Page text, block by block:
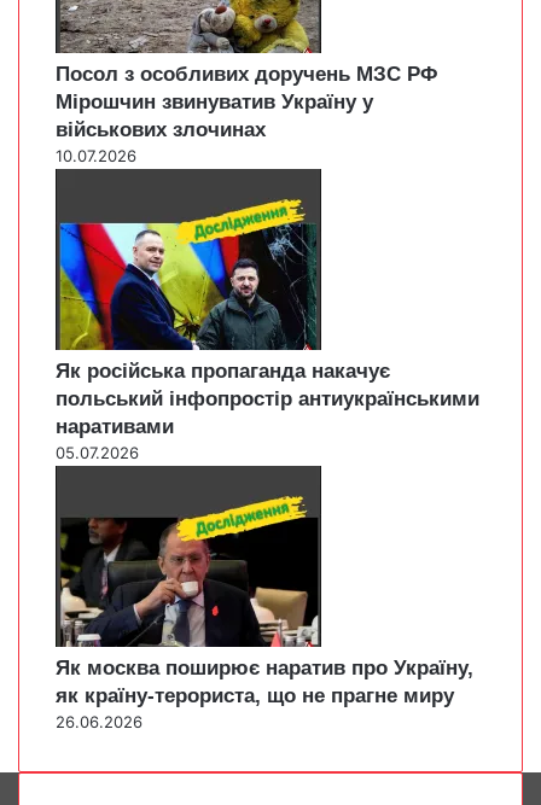
Посол з особливих доручень МЗС РФ
Мірошчин звинуватив Україну у
військових злочинах
10.07.2026
Як російська пропаганда накачує
польський інфопростір антиукраїнськими
наративами
05.07.2026
Як москва поширює наратив про Україну,
як країну-терориста, що не прагне миру
26.06.2026